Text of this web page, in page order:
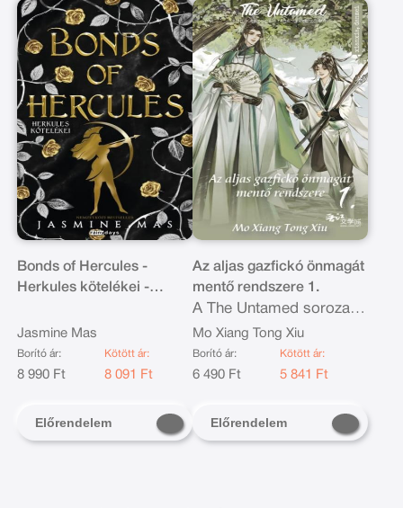
Bonds of Hercules -
Herkules kötelékei -
Jasmine Mas
Borító ár:
8 990 Ft
Kötött ár:
8 091 Ft
Előrendelem
Az aljas gazfickó önmagát
mentő rendszere 1.
A The Untamed sorozat
alapjául szolgáló regény
szerzőjétől
Mo Xiang Tong Xiu
Borító ár:
6 490 Ft
Kötött ár:
5 841 Ft
Előrendelem